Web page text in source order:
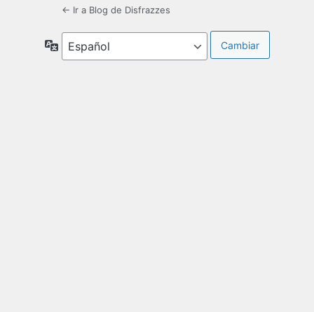
← Ir a Blog de Disfrazzes
Idioma